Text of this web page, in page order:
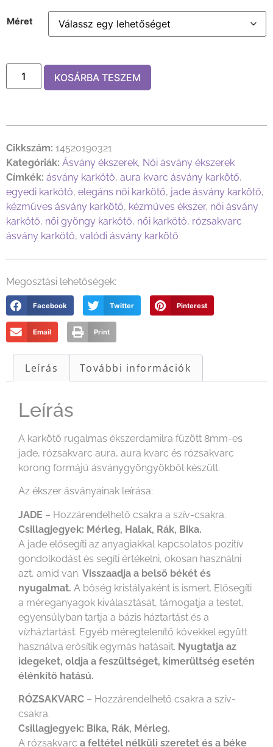
Méret
KOSÁRBA TESZEM
Cikkszám: 14520190321
Kategóriák: Ásvány ékszerek, Női ásvány ékszerek
Címkék: ásvány karkötő, aura kvarc ásvány karkötő,
egyedi karkötő, elegáns női karkötő, jade ásvány karkötő,
kézműves ásvány karkötő, kézműves ékszer, női ásvány
karkötő, női gyöngy karkötő, női karkötő, rózsakvarc
ásvány karkötő, valódi ásvány karkötő
Megosztási lehetőségek:
Facebook Twitter Pinterest
Email Print
Leírás További információk
Leírás
A karkötő rugalmas ékszerdamilra fűzött 8mm-es
jade, rózsakvarc aura, aura kvarc és rózsakvarc
korong formájú ásványgyöngyökből készült.
Az ékszer ásványainak leírása:
JADE – Hozzárendelhető csakra a szív-csakra.
Csillagjegyek: Mérleg, Halak, Rák, Bika.
A jade elősegíti az anyagiakkal kapcsolatos pozitív
gondolkodást és segíti értékelni, okosan használni
azt, amid van. Visszaadja a belső békét és
nyugalmat. A bőség kristályaként is ismert. Elősegíti
a méreganyagok kiválasztását, támogatja a testet,
egyensúlyban tartja a bázis háztartást és a
vízháztartást. Egyéb méregtelenítő kövekkel együtt
használva erősítik egymás hatásait. Nyugtatja az
idegeket, oldja a feszültséget, kimerültség esetén
élénkítő hatású.
RÓZSAKVARC – Hozzárendelhető csakra a szív-
csakra.
Csillagjegyek: Bika, Rák, Mérleg.
A rózsakvarc a feltétel nélküli szeretet és a béke